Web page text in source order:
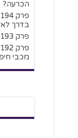
הכרעה?
בדרך
פרק #193 – סיכום מחזור – סופרליג(ת) העל
מכבי